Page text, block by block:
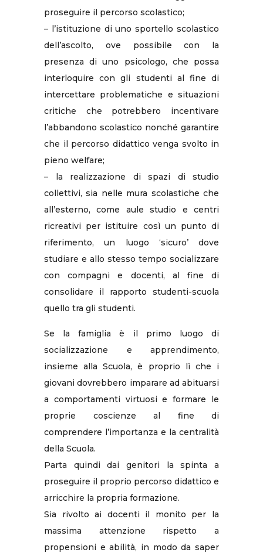
proseguire il percorso scolastico;
– l’istituzione di uno sportello scolastico
dell’ascolto, ove possibile con la
presenza di uno psicologo, che possa
interloquire con gli studenti al fine di
intercettare problematiche e situazioni
critiche che potrebbero incentivare
l’abbandono scolastico nonché garantire
che il percorso didattico venga svolto in
pieno welfare;
– la realizzazione di spazi di studio
collettivi, sia nelle mura scolastiche che
all’esterno, come aule studio e centri
ricreativi per istituire così un punto di
riferimento, un luogo ‘sicuro’ dove
studiare e allo stesso tempo socializzare
con compagni e docenti, al fine di
consolidare il rapporto studenti-scuola
quello tra gli studenti.
Se la famiglia è il primo luogo di
socializzazione e apprendimento,
insieme alla Scuola, è proprio lì che i
giovani dovrebbero imparare ad abituarsi
a comportamenti virtuosi e formare le
proprie coscienze al fine di
comprendere l’importanza e la centralità
della Scuola.
Parta quindi dai genitori la spinta a
proseguire il proprio percorso didattico e
arricchire la propria formazione.
Sia rivolto ai docenti il monito per la
massima attenzione rispetto a
propensioni e abilità, in modo da saper